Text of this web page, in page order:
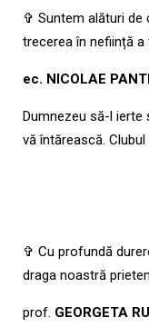
✞ Suntem alături de
trecerea în neființă a
ec. NICOLAE
Dumnezeu să-l ierte
vă întărească. Clubul
✞ Cu profundă
draga noastră
prof. GEORGETA